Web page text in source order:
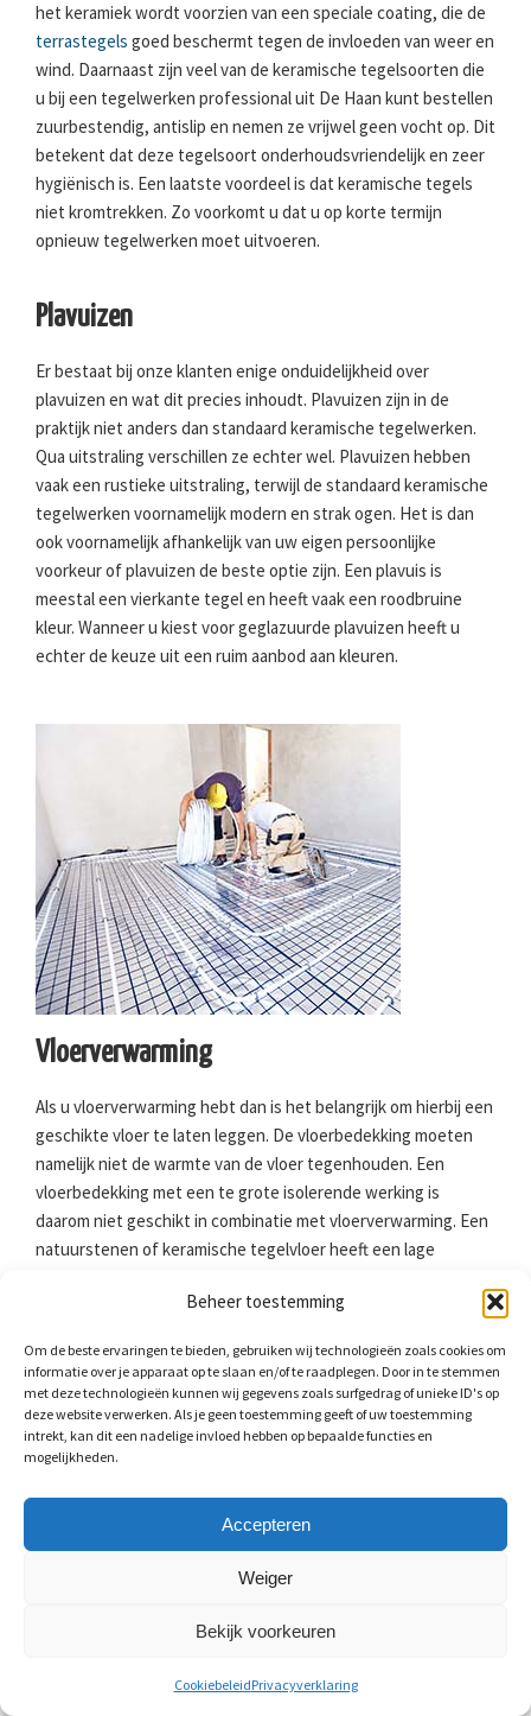
Beheer toestemming
Om de beste ervaringen te bieden, gebruiken wij technologieën zoals cookies om
informatie over je apparaat op te slaan en/of te raadplegen. Door in te stemmen
met deze technologieën kunnen wij gegevens zoals surfgedrag of unieke ID's op
deze website verwerken. Als je geen toestemming geeft of uw toestemming
intrekt, kan dit een nadelige invloed hebben op bepaalde functies en
mogelijkheden.
Accepteren
Weiger
Bekijk voorkeuren
CookiebeleidPrivacyverklaring
het keramiek wordt voorzien van een speciale coating, die de
terrastegels goed beschermt tegen de invloeden van weer en
wind. Daarnaast zijn veel van de keramische tegelsoorten die
u bij een tegelwerken professional uit De Haan kunt bestellen
zuurbestendig, antislip en nemen ze vrijwel geen vocht op. Dit
betekent dat deze tegelsoort onderhoudsvriendelijk en zeer
hygiënisch is. Een laatste voordeel is dat keramische tegels
niet kromtrekken. Zo voorkomt u dat u op korte termijn
opnieuw tegelwerken moet uitvoeren.
Plavuizen
Er bestaat bij onze klanten enige onduidelijkheid over
plavuizen en wat dit precies inhoudt. Plavuizen zijn in de
praktijk niet anders dan standaard keramische tegelwerken.
Qua uitstraling verschillen ze echter wel. Plavuizen hebben
vaak een rustieke uitstraling, terwijl de standaard keramische
tegelwerken voornamelijk modern en strak ogen. Het is dan
ook voornamelijk afhankelijk van uw eigen persoonlijke
voorkeur of plavuizen de beste optie zijn. Een plavuis is
meestal een vierkante tegel en heeft vaak een roodbruine
kleur. Wanneer u kiest voor geglazuurde plavuizen heeft u
echter de keuze uit een ruim aanbod aan kleuren.
Vloerverwarming
Als u vloerverwarming hebt dan is het belangrijk om hierbij een
geschikte vloer te laten leggen. De vloerbedekking moeten
namelijk niet de warmte van de vloer tegenhouden. Een
vloerbedekking met een te grote isolerende werking is
daarom niet geschikt in combinatie met vloerverwarming. Een
natuurstenen of keramische tegelvloer heeft een lage
geven het vervolgens af naar de ruimte erboven. Houd bij het
uitzetvoegen, vooral bij een tegelvloer in wildverband. Door
de temperatuurverschillen is het mogelijk dat deze loskomen
of gaan barsten.
Zelf tegels voegen
Het is altijd mogelijk dat een tegel uitzet of krimpt. Om
spanning op te vangen zit er een kleine ruimte tussen
weten hoeveel ruimte open moet blijven voor het voegen, dan
tegels van 20 x 20 centimeter zult u dus voegen van 4